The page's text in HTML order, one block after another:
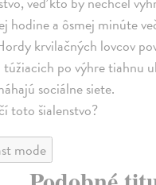
hodine a ôsmej minúte
krvilačných lovcov
po výhre tiahnu
sociálne siete.
toto šialenstvo?
mode